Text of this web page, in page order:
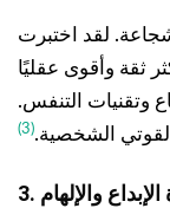
لقد اختبرت
ثقة وأقوى عقليًا
وتقنيات التنفس.
لقوتي الشخصية.(3)